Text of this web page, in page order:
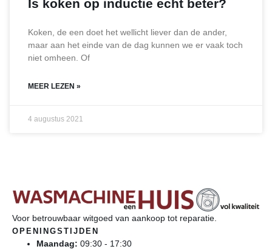
Is koken op inductie echt beter?
Koken, de een doet het wellicht liever dan de ander,
maar aan het einde van de dag kunnen we er vaak toch
niet omheen. Of
MEER LEZEN »
4 augustus 2021
Voor betrouwbaar witgoed van aankoop tot reparatie.
OPENINGSTIJDEN
Maandag: 09:30 - 17:30